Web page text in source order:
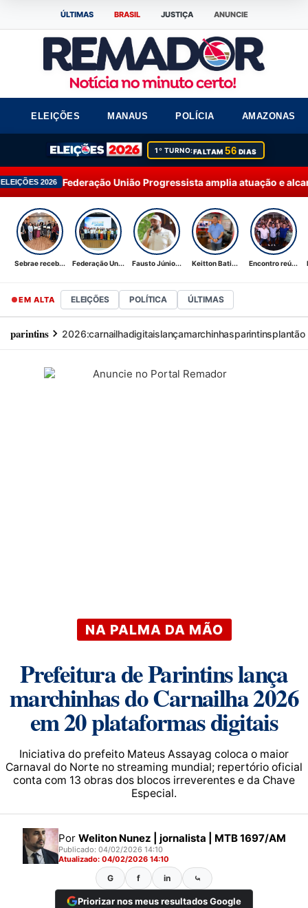
ÚLTIMAS BRASIL JUSTIÇA ANUNCIE
ELEIÇÕES MANAUS POLÍCIA AMAZONAS
1º TURNO:FALTAM56 DIAS
União Progressista amplia atuação e alcança 92% dos
Sebrae receb... Federação Un... Fausto Júnio... Keitton Bati... Encontro reú...
EM ALTA ELEIÇÕES POLÍTICA ÚLTIMAS
parintins 2026:carnailhadigitaislançamarchinhasparintinsplantão
NA PALMA DA MÃO
Prefeitura de Parintins lança
marchinhas do Carnailha 2026
em 20 plataformas digitais
Iniciativa do prefeito Mateus Assayag coloca o maior
Carnaval do Norte no streaming mundial; repertório oficial
conta com 13 obras dos blocos irreverentes e da Chave
Especial.
Por Weliton Nunez | jornalista | MTB 1697/AM
Publicado: 04/02/2026 14:10
Atualizado: 04/02/2026 14:10
G f in ⤿
Priorizar nos meus resultados Google